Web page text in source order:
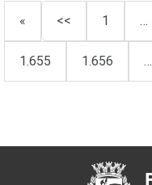
« << 1 …
1.655 1.656 …